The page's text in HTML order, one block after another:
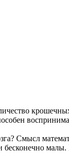
Смысл
бесконечно